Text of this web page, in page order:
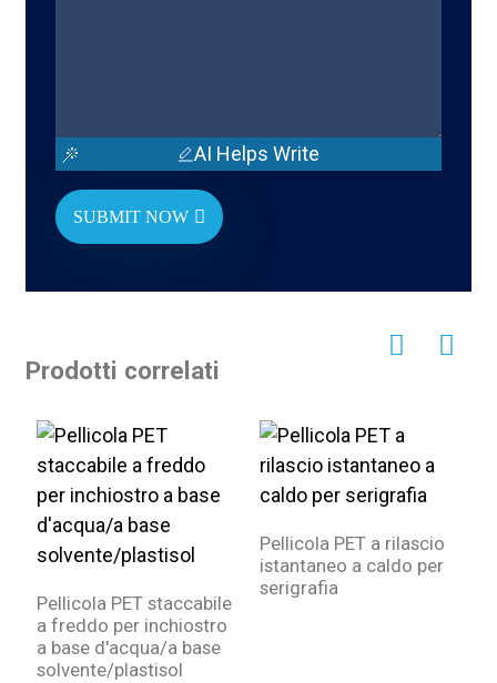
AI Helps Write
SUBMIT NOW
Prodotti correlati
Pellicola PET staccabile
a freddo per inchiostro
a base d'acqua/a base
solvente/plastisol
Pellicola PET a rilascio
istantaneo a caldo per
serigrafia